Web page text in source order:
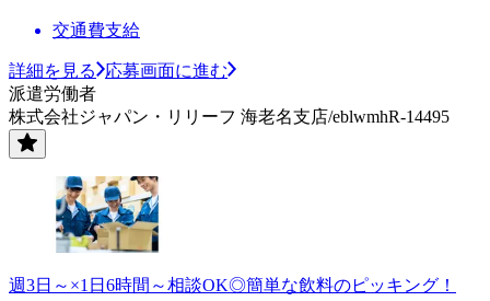
交通費支給
詳細を見る
応募画面に進む
派遣労働者
株式会社ジャパン・リリーフ 海老名支店/eblwmhR-14495
週3日～×1日6時間～相談OK◎簡単な飲料のピッキング！